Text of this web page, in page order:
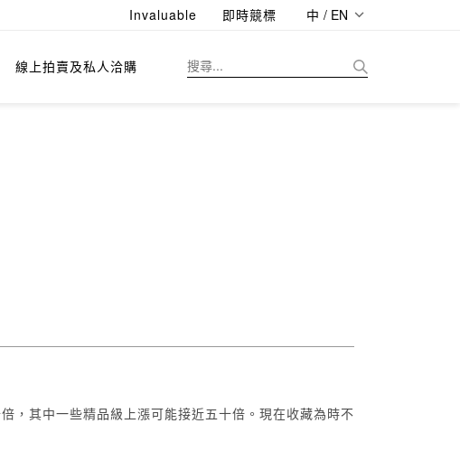
Invaluable 即時競標 中 / EN
線上拍賣及私人洽購
，其中一些精品級上漲可能接近五十倍。現在收藏為時不